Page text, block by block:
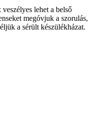
lehet a belső
megóvjuk a szorulás,
a sérült készülékházat.